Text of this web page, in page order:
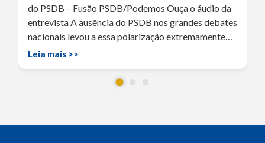
do PSDB – Fusão PSDB/Podemos Ouça o áudio da
entrevista A ausência do PSDB nos grandes debates
nacionais levou a essa polarização extremamente…
Leia mais >>